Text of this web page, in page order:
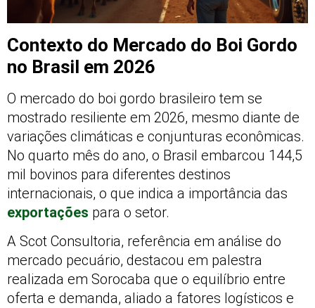
Contexto do Mercado do Boi Gordo
no Brasil em 2026
O mercado do boi gordo brasileiro tem se
mostrado resiliente em 2026, mesmo diante de
variações climáticas e conjunturas econômicas.
No quarto mês do ano, o Brasil embarcou 144,5
mil bovinos para diferentes destinos
internacionais, o que indica a importância das
exportações para o setor.
A Scot Consultoria, referência em análise do
mercado pecuário, destacou em palestra
realizada em Sorocaba que o equilíbrio entre
oferta e demanda, aliado a fatores logísticos e